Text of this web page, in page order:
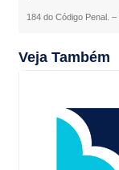
184 do Código Penal. –
Veja Também